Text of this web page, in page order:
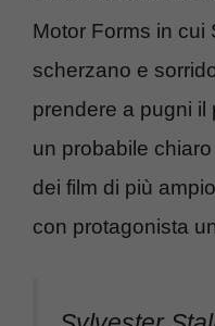
Motor Forms in cui
scherzano e
prendere a pugni il
un probabile
dei film di più
con protagonista